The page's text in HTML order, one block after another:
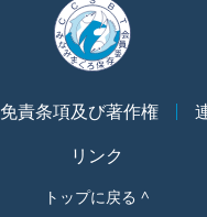
免責条項及び著作権
リンク
トップに戻る ^